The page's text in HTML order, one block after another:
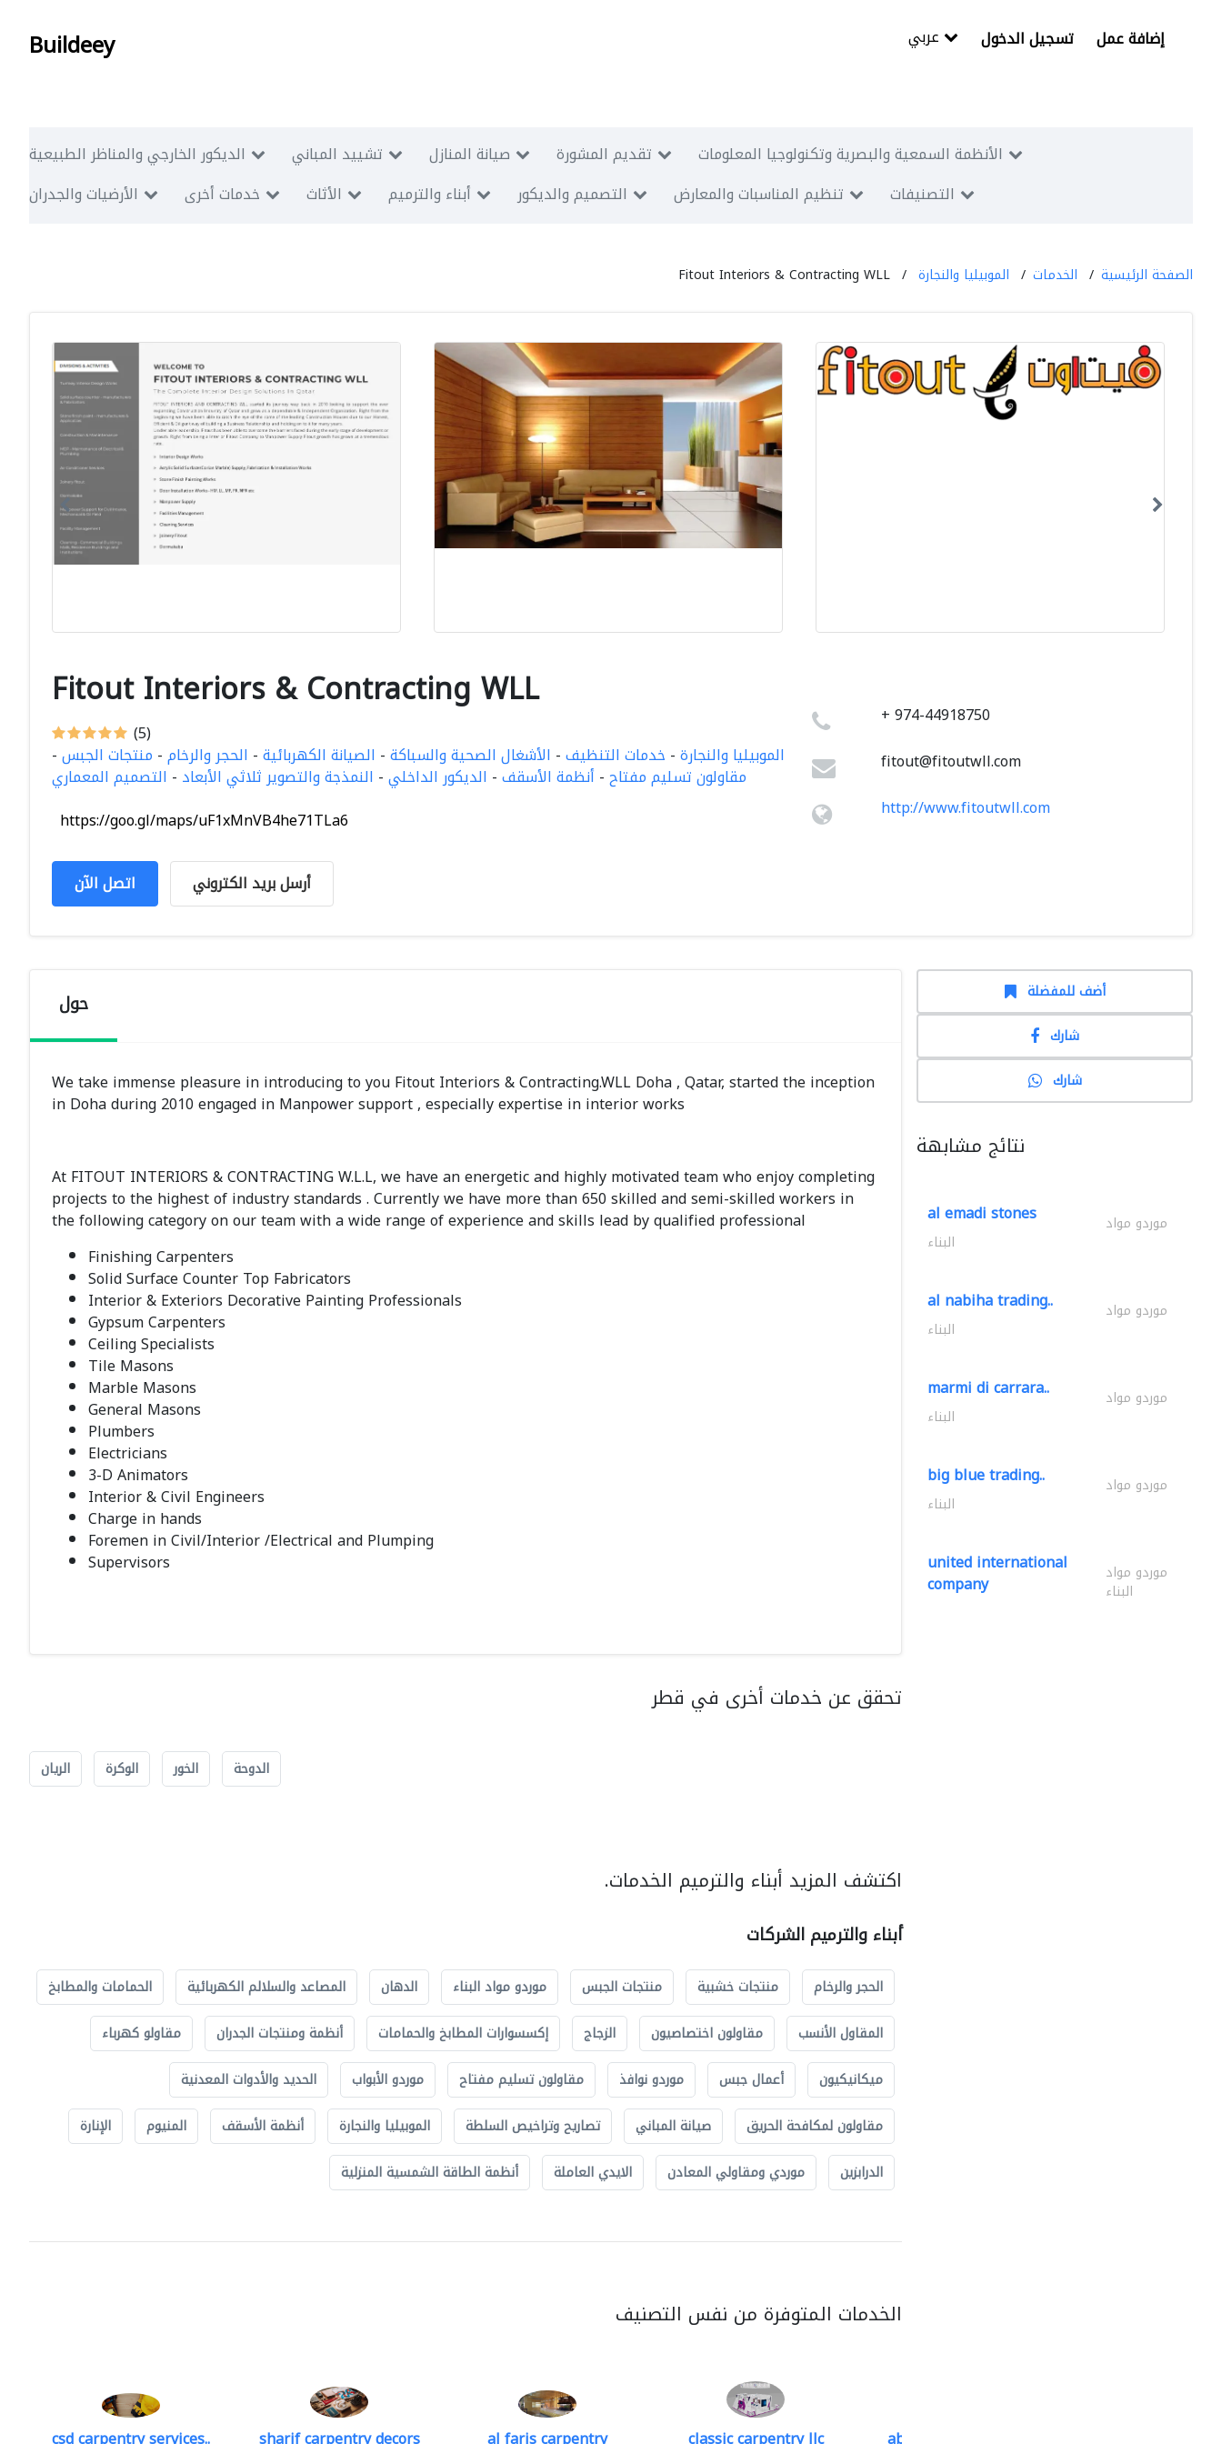
Buildeey تسجيل الدخول إضافة عمل
الديكور الخارجي والمناظر الطبيعية تشييد المباني صيانة المنازل تقديم المشورة
الأنظمة السمعية والبصرية وتكنولوجيا المعلومات
الأرضيات والجدران
خدمات أخرى الأثاث أبناء والترميم التصميم والديكور تنظيم المناسبات والمعارض التصنيفات
الصفحة الرئيسية الخدمات الموبيليا والنجارة Fitout Interiors & Contracting WLL
Fitout Interiors & Contracting WLL
(5)
الموبيليا والنجارة- خدمات التنظيف- الأشغال الصحية والسباكة- الصيانة الكهربائية- الحجر والرخام- منتجات الجبس-
مقاولون تسليم مفتاح- أنظمة الأسقف- الديكور الداخلي- النمذجة والتصوير ثلاثي الأبعاد - التصميم المعماري
https://goo.gl/maps/uF1xMnVB4he71TLa6
اتصل الآن أرسل بريد الكتروني
+ 974-44918750
fitout@fitoutwll.com
http://www.fitoutwll.com
حول
We take immense pleasure in introducing to you Fitout Interiors & Contracting.WLL Doha , Qatar, started the inception
in Doha during 2010 engaged in Manpower support , especially expertise in interior works
At FITOUT INTERIORS & CONTRACTING W.L.L, we have an energetic and highly motivated team who enjoy completing
projects to the highest of industry standards . Currently we have more than 650 skilled and semi-skilled workers in
the following category on our team with a wide range of experience and skills lead by qualified professional
Finishing Carpenters
Solid Surface Counter Top Fabricators
Interior & Exteriors Decorative Painting Professionals
Gypsum Carpenters
Ceiling Specialists
Tile Masons
Marble Masons
General Masons
Plumbers
Electricians
3-D Animators
Interior & Civil Engineers
Charge in hands
Foremen in Civil/Interior /Electrical and Plumping
Supervisors
تحقق عن خدمات أخرى في قطر
الدوحة الخور الوكرة الريان
اكتشف المزيد أبناء والترميم الخدمات.
أبناء والترميم الشركات
الحجر والرخام منتجات خشبية منتجات الجبس موردو مواد البناء الدهان المصاعد والسلالم الكهربائية
الحمامات والمطابخ
المقاول الأنسب
مقاولون اختصاصيون الزجاج إكسسوارات المطابخ والحمامات أنظمة ومنتجات الجدران
مقاولو كهرباء
ميكانيكيون
أعمال جبس موردو نوافذ مقاولون تسليم مفتاح موردو الأبواب
الحديد والأدوات المعدنية
مقاولون لمكافحة الحريق
صيانة المباني تصاريح وتراخيص السلطة الموبيليا والنجارة أنظمة الأسقف المنيوم
الإنارة
الدرابزين
موردي ومقاولي المعادن الايدي العاملة أنظمة الطاقة الشمسية المنزلية
الخدمات المتوفرة من نفس التصنيف
أضف للمفضلة
شارك
شارك
نتائج مشابهة
al emadi stones موردو مواد
البناء
al nabiha trading.. موردو مواد
البناء
marmi di carrara.. موردو مواد
البناء
big blue trading.. موردو مواد
البناء
united international
company موردو مواد
البناء